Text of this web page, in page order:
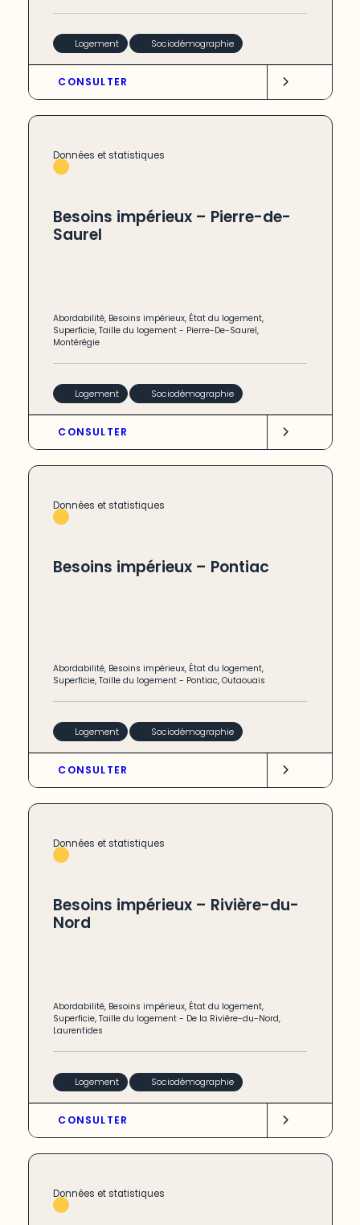
Logement Sociodémographie
CONSULTER
Données et statistiques
Besoins impérieux – Pierre-de-
Saurel
Abordabilité, Besoins impérieux, État du logement,
Superficie,Taille du logement - Pierre-De-Saurel,
Montérégie
Logement Sociodémographie
CONSULTER
Données et statistiques
Besoins impérieux – Pontiac
Abordabilité, Besoins impérieux, État du logement,
Superficie,Taille du logement - Pontiac,Outaouais
Logement Sociodémographie
CONSULTER
Données et statistiques
Besoins impérieux – Rivière-du-
Nord
Abordabilité, Besoins impérieux, État du logement,
Superficie,Taille du logement - De la Rivière-du-Nord,
Laurentides
Logement Sociodémographie
CONSULTER
Données et statistiques